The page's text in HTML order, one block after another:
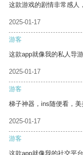
这款游戏的剧情非常感人
2025-01-17
游客
这款app就像我的私人导
2025-01-17
游客
梯子神器，ins随便看，美
2025-01-17
游客
这款app就像我的社交平